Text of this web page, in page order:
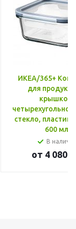
ИКЕА/365+
для
крышкой,
стекло, пластик
600 мл
В
от 4 080 ₸